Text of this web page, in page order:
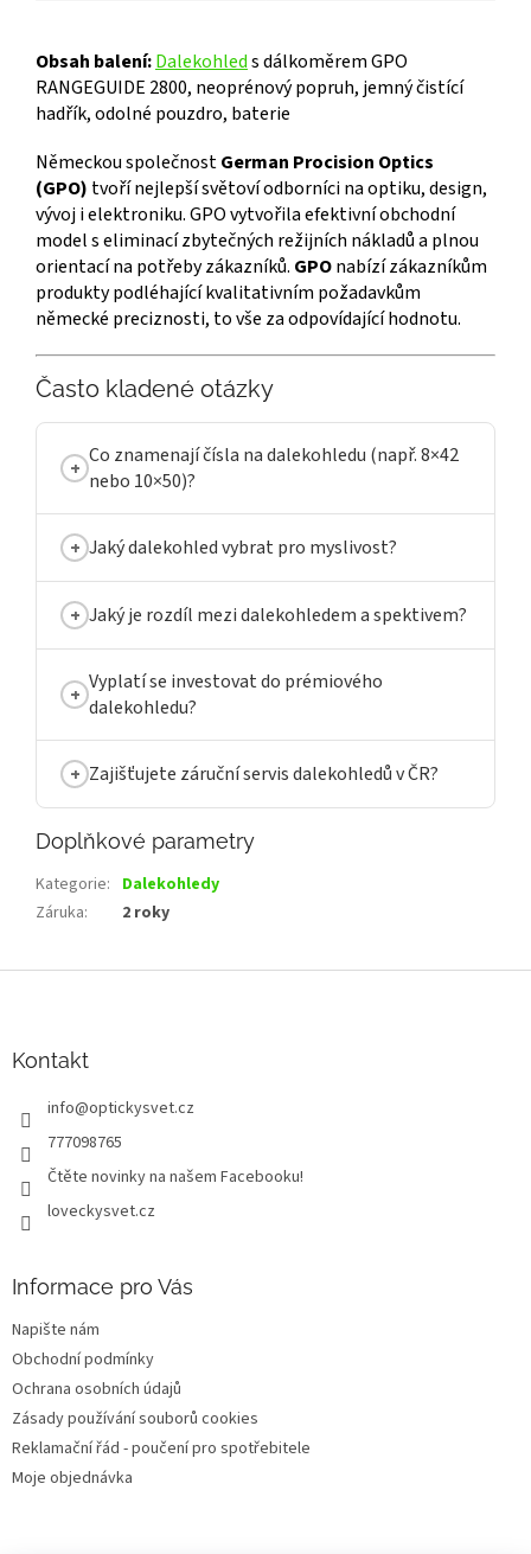
Obsah balení:Dalekohleds dálkoměrem GPO
RANGEGUIDE 2800, neoprénový popruh, jemný čistící
hadřík, odolné pouzdro, baterie
Německou společnostGerman Procision Optics
(GPO) tvoří nejlepší světoví odborníci na optiku, design,
vývoj i elektroniku. GPO vytvořila efektivní obchodní
model s eliminací zbytečných režijních nákladů a plnou
orientací na potřeby zákazníků. GPOnabízí zákazníkům
produkty podléhající kvalitativním požadavkům
německé preciznosti, to vše za odpovídající hodnotu.
Často kladené otázky
Co znamenají čísla na dalekohledu (např. 8×42
nebo 10×50)?
Jaký dalekohled vybrat pro myslivost?
Jaký je rozdíl mezi dalekohledem a spektivem?
Vyplatí se investovat do prémiového
dalekohledu?
Zajišťujete záruční servis dalekohledů v ČR?
Doplňkové parametry
Kategorie: Dalekohledy
Záruka: 2 roky
Kontakt
info@optickysvet.cz
777098765
Čtěte novinky na našem Facebooku!
loveckysvet.cz
Informace pro Vás
Napište nám
Obchodní podmínky
Ochrana osobních údajů
Zásady používání souborů cookies
Reklamační řád - poučení pro spotřebitele
Moje objednávka